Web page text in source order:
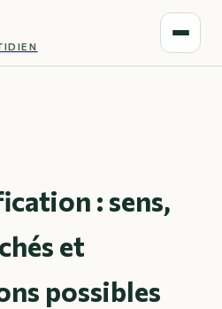
: sens,
et
possibles